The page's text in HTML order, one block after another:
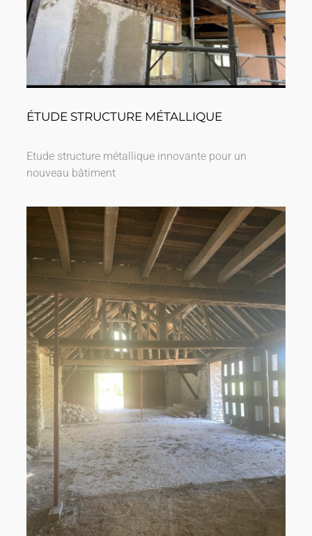
ÉTUDE STRUCTURE MÉTALLIQUE
Etude structure métallique innovante pour un
nouveau bâtiment